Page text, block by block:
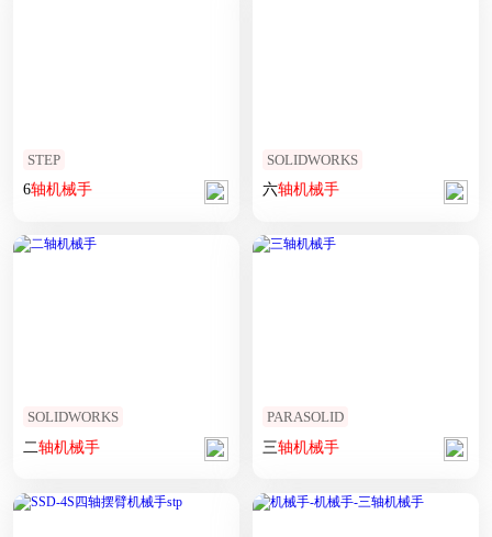
STEP
6轴机械手
SOLIDWORKS
六轴机械手
SOLIDWORKS
二轴机械手
PARASOLID
三轴机械手